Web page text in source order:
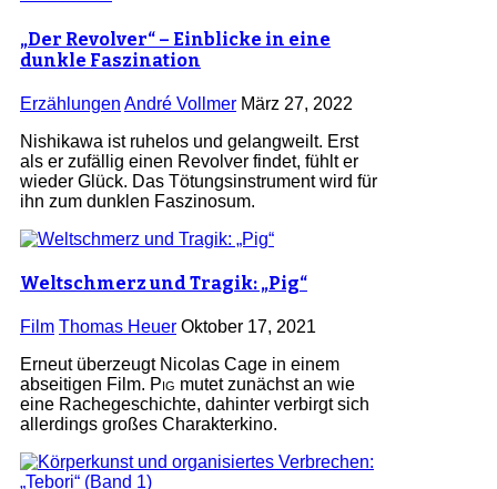
„Der Revolver“ – Einblicke in eine
dunkle Faszination
Erzählungen André Vollmer März 27, 2022
Nishikawa ist ruhelos und gelangweilt. Erst
als er zufällig einen Revolver findet, fühlt er
wieder Glück. Das Tötungsinstrument wird für
ihn zum dunklen Faszinosum.
Weltschmerz und Tragik: „Pig“
Film Thomas Heuer Oktober 17, 2021
Erneut überzeugt Nicolas Cage in einem
abseitigen Film. Pig mutet zunächst an wie
eine Rachegeschichte, dahinter verbirgt sich
allerdings großes Charakterkino.